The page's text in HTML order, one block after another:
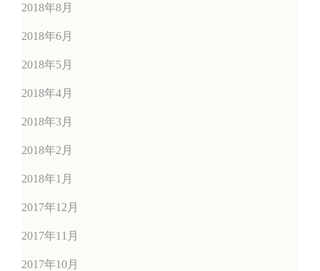
2018年8月
2018年6月
2018年5月
2018年4月
2018年3月
2018年2月
2018年1月
2017年12月
2017年11月
2017年10月